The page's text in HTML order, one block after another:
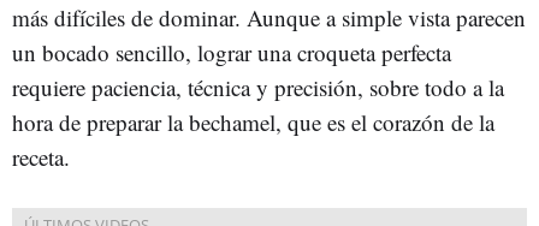
más difíciles de dominar. Aunque a simple vista parecen
un bocado sencillo, lograr una croqueta perfecta
requiere paciencia, técnica y precisión, sobre todo a la
hora de preparar la bechamel, que es el corazón de la
receta.